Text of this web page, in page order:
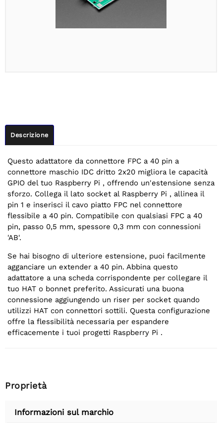
Descrizione
Questo adattatore da connettore FPC a 40 pin a
connettore maschio IDC dritto 2x20 migliora le capacità
GPIO del tuo Raspberry Pi , offrendo un'estensione senza
sforzo. Collega il lato socket al Raspberry Pi , allinea il
pin 1 e inserisci il cavo piatto FPC nel connettore
flessibile a 40 pin. Compatibile con qualsiasi FPC a 40
pin, passo 0,5 mm, spessore 0,3 mm con connessioni
'AB'.
Se hai bisogno di ulteriore estensione, puoi facilmente
agganciare un extender a 40 pin. Abbina questo
adattatore a una scheda corrispondente per collegare il
tuo HAT o bonnet preferito. Assicurati una buona
connessione aggiungendo un riser per socket quando
utilizzi HAT con connettori sottili. Questa configurazione
offre la flessibilità necessaria per espandere
efficacemente i tuoi progetti Raspberry Pi .
Proprietà
Informazioni sul marchio